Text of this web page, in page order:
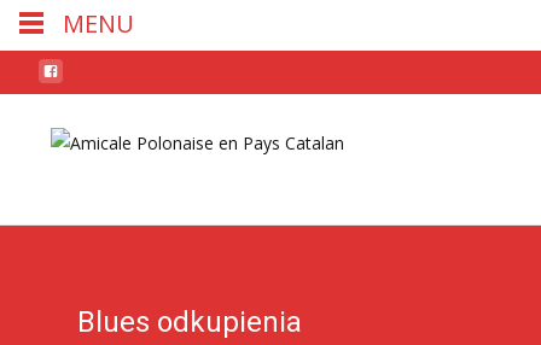
Blues odkupienia
MENU